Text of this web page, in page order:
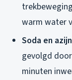
warm water
Soda en azijn
gevolgd
minuten